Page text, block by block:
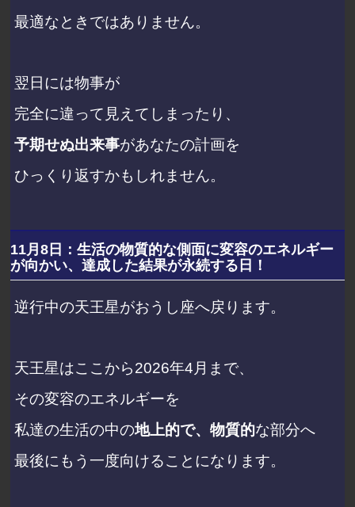
最適なときではありません。
翌日には物事が
完全に違って見えてしまったり、
予期せぬ出来事があなたの計画を
ひっくり返すかもしれません。
11月8日：生活の物質的な側面に変容のエネルギー
が向かい、達成した結果が永続する日！
逆行中の天王星がおうし座へ戻ります。
天王星はここから2026年4月まで、
その変容のエネルギーを
私達の生活の中の地上的で、物質的な部分へ
最後にもう一度向けることになります。